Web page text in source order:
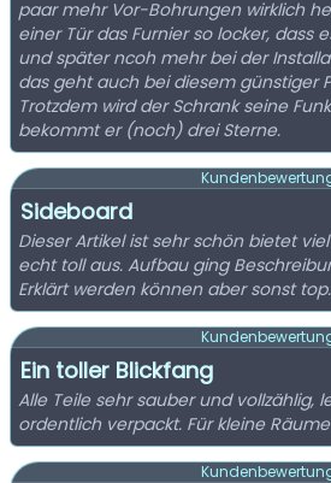
paar mehr Vor-Bohrungen wirklich helfen). Leider
einer Tür das Furnier so locker, dass
und später ncoh mehr bei der
das geht auch bei diesem günstiger
Trotzdem wird der Schrank seine
bekommt er (noch) drei Sterne.
Sideboard
Dieser Artikel ist sehr schön bietet
echt toll aus. Aufbau ging
Erklärt werden können aber sonst top.
Ein toller Blickfang
Alle Teile sehr sauber und vollzählig,
ordentlich verpackt. Für kleine